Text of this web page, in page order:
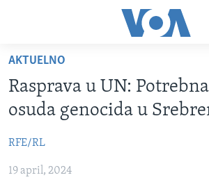
glavni
sadržaj
na
glavnu
Idi
RUBRIKE
BALKAN
GLOBALNE TEME
TV PROGRAM
OTVORENI STUDIO
IZ AMERIKE
AKTUELNO
Rasprava u UN:
osuda genocida u
RFE/RL
19 april, 2024